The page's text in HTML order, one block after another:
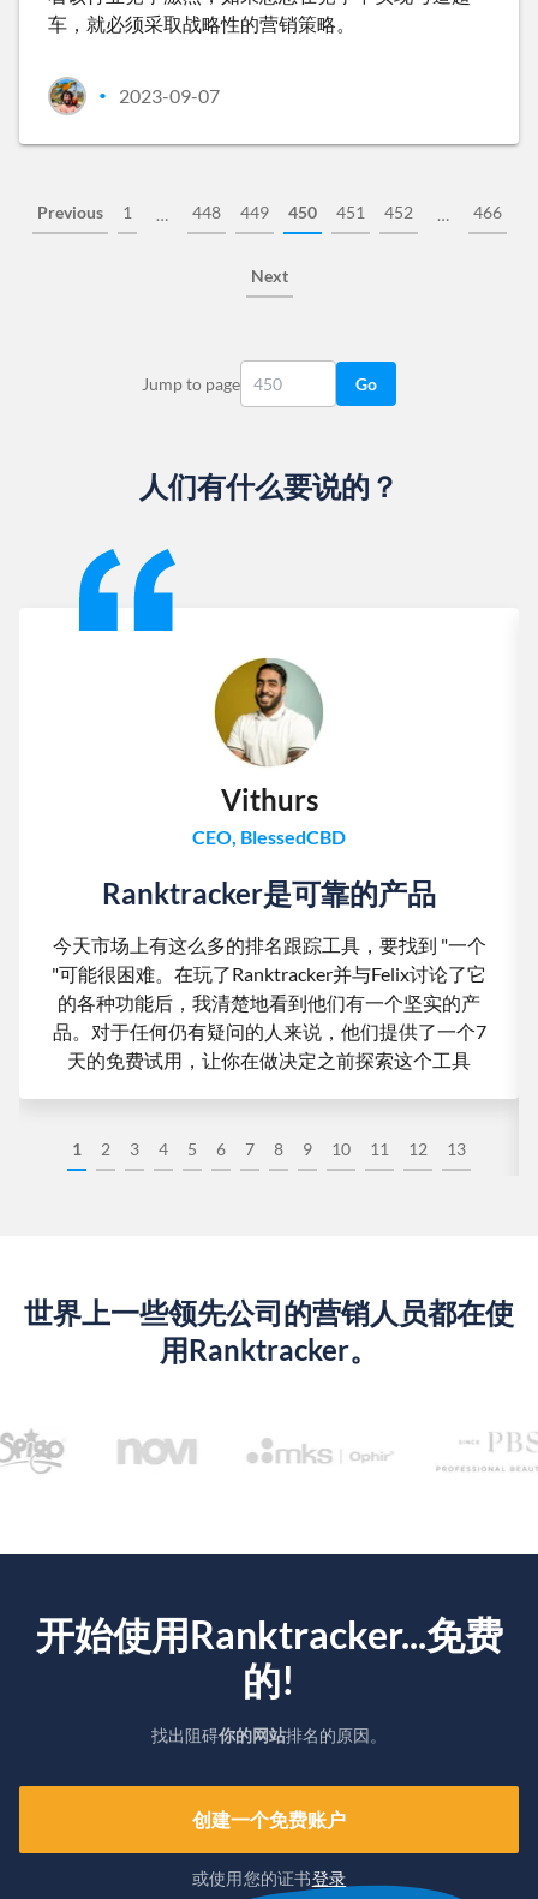
车，就必须采取战略性的营销策略。
• 2023-09-07
Previous 1 … 448 449 450 451 452 … 466
Next
Jump to page Go
人们有什么要说的？
1 2 3 4 5 6 7 8 9 10 11 12 13
Vithurs
CEO, BlessedCBD
Ranktracker是可靠的产品
今天市场上有这么多的排名跟踪工具，要找到 "一个
"可能很困难。在玩了Ranktracker并与Felix讨论了它
的各种功能后，我清楚地看到他们有一个坚实的产
品。对于任何仍有疑问的人来说，他们提供了一个7
天的免费试用，让你在做决定之前探索这个工具
世界上一些领先公司的营销人员都在使
用Ranktracker。
开始使用Ranktracker...免费
的!
找出阻碍你的网站排名的原因。
创建一个免费账户
或使用您的证书登录